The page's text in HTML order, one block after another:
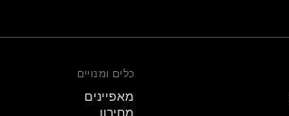
כלים ומנויים
מאפיינים
מחירון